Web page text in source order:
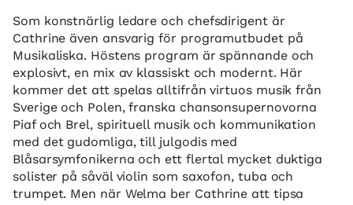
Som konstnärlig ledare och chefsdirigent är
Cathrine även ansvarig för programutbudet på
Musikaliska. Höstens program är spännande och
explosivt, en mix av klassiskt och modernt. Här
kommer det att spelas alltifrån virtuos musik från
Sverige och Polen, franska chansonsupernovorna
Piaf och Brel, spirituell musik och kommunikation
med det gudomliga, till julgodis med
Blåsarsymfonikerna och ett flertal mycket duktiga
solister på såväl violin som saxofon, tuba och
trumpet. Men när Welma ber Cathrine att tipsa